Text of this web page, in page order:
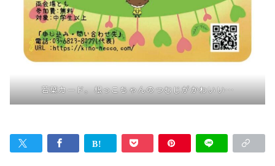
若葉カード。根っこちゃんのつむじがかわいい…